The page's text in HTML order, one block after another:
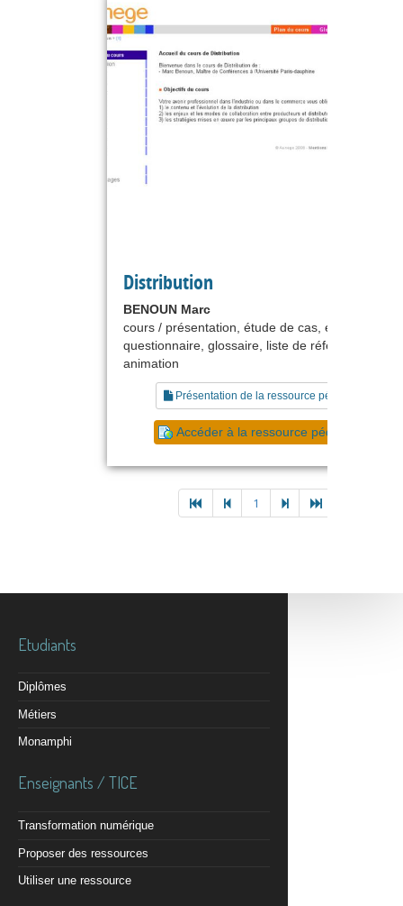
Distribution
BENOUN Marc
cours / présentation, étude de cas, exercice,
questionnaire, glossaire, liste de références,
animation
Présentation de la ressource pédagogique
Accéder à la ressource pédagogique
1
Etudiants
Diplômes
Métiers
Monamphi
Enseignants / TICE
Transformation numérique
Proposer des ressources
Utiliser une ressource